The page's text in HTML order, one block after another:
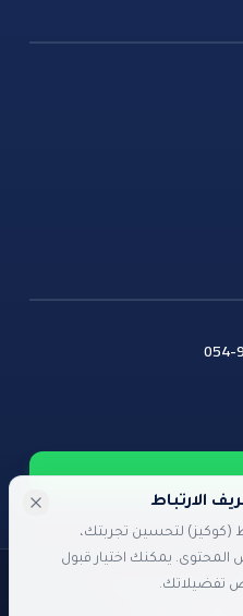
054-
— جميع الحقوق محفوظة
الارتباط
(كوكيز) لتحسين تجربتك،
يمكنك اختيار قبول
تفضيلاتك.